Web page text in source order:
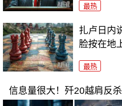
最热
扎卢日内
脸按在地
最热
信息量很大！歼20越肩反